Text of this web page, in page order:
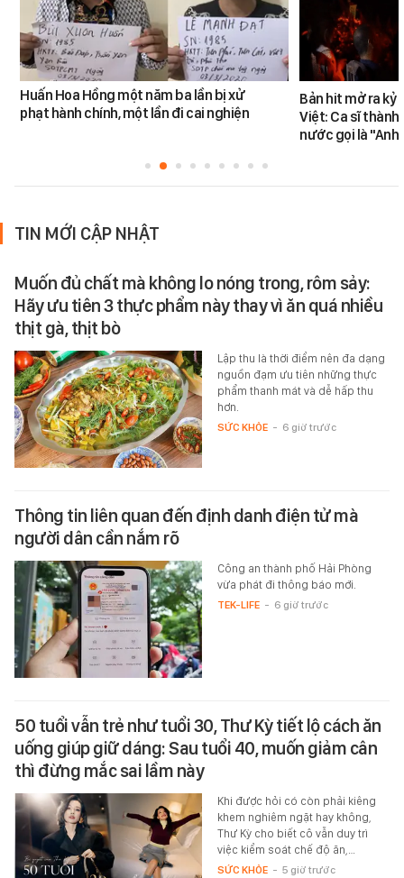
Huấn Hoa Hồng một năm ba lần bị xử
phạt hành chính, một lần đi cai nghiện
Bản hit mở ra kỷ
Việt: Ca sĩ
nước gọi là "Anh
TIN MỚI CẬP NHẬT
Muốn đủ chất mà không lo nóng trong, rôm sảy:
Hãy ưu tiên 3 thực phẩm này thay vì ăn quá nhiều
thịt gà, thịt bò
Lập thu là thời điểm nên đa dạng
nguồn đạm ưu tiên những thực
phẩm thanh mát và dễ hấp thu
hơn.
SỨC KHỎE - 6 giờ trước
Thông tin liên quan đến định danh điện tử mà
người dân cần nắm rõ
Công an thành phố Hải Phòng
vừa phát đi thông báo mới.
TEK-LIFE - 6 giờ trước
50 tuổi vẫn trẻ như tuổi 30, Thư Kỳ tiết lộ cách ăn
uống giúp giữ dáng: Sau tuổi 40, muốn giảm cân
thì đừng mắc sai lầm này
Khi được hỏi có còn phải kiêng
khem nghiêm ngặt hay không,
Thư Kỳ cho biết cô vẫn duy trì
việc kiểm soát chế độ ăn,…
SỨC KHỎE - 5 giờ trước